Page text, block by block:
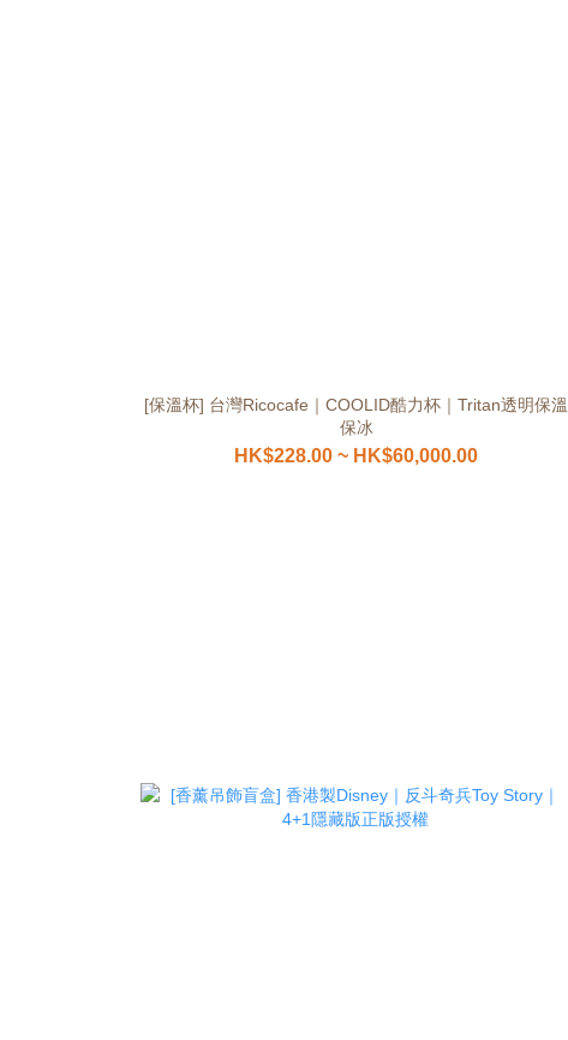
[保溫杯] 台灣Ricocafe｜COOLID酷力杯｜Tritan透明保溫
保冰
HK$228.00 ~ HK$60,000.00